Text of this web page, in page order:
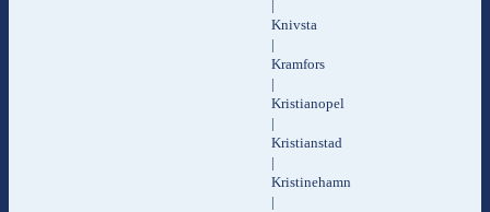
|
Knivsta
|
Kramfors
|
Kristianopel
|
Kristianstad
|
Kristinehamn
|